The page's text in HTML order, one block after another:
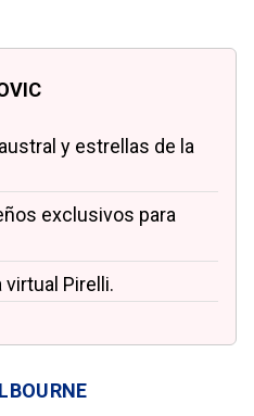
y estrellas de la
exclusivos para
virtual Pirelli.